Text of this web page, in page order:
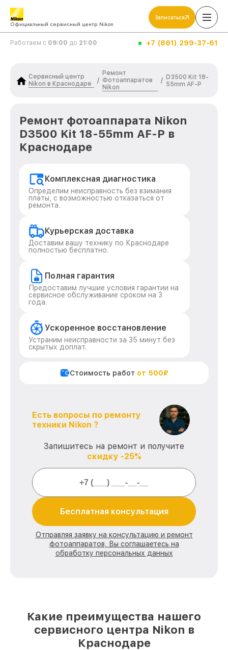
Официальный сервисный центр Nikon
Записаться
Работаем с 09:00 до 21:00 +7 (861) 299-37-61
Сервисный центр
Nikon в Краснодаре
/
Ремонт
Фотоаппаратов
Nikon
/ D3500 Kit 18-
55mm AF-P
Ремонт фотоаппарата Nikon
D3500 Kit 18-55mm AF-P в
Краснодаре
Комплексная диагностика
Определим неисправность без взимания
платы, с возможностью отказаться от
ремонта.
Курьерская доставка
Доставим вашу технику по Краснодаре
полностью бесплатно.
Полная гарантия
Предоставим лучшие условия гарантии на
сервисное обслуживание сроком на 3
года.
Ускоренное восстановление
Устраним неисправности за 35 минут без
скрытых доплат.
Стоимость работ от 500₽
Есть вопросы по ремонту
техники Nikon ?
Запишитесь на ремонт и получите
скидку -25%
Бесплатная консультация
Отправляя заявку на консультацию и ремонт
фотоаппаратов, Вы соглашаетесь на
обработку персональных данных
Какие преимущества нашего
сервисного центра Nikon в
Краснодаре